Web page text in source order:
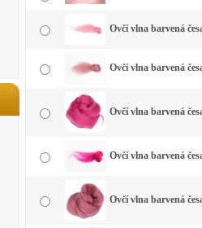
Ovčí vlna barvená
Ovčí vlna barvená
Ovčí vlna barvená
Ovčí vlna barvená
Ovčí vlna barvená